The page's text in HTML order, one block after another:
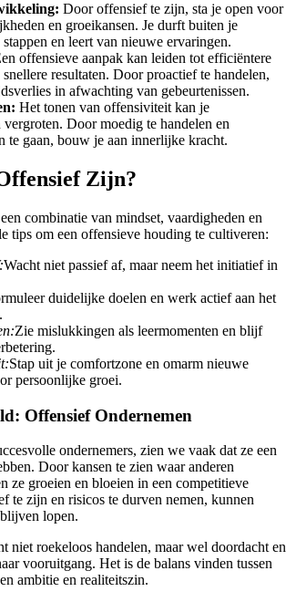
Door offensief te zijn, sta je open voor
en groeikansen. Je durft buiten je
en leert van nieuwe ervaringen.
offensieve aanpak kan leiden tot efficiëntere
resultaten. Door proactief te handelen,
in afwachting van gebeurtenissen.
Het tonen van offensiviteit kan je
Door moedig te handelen en
te gaan, bouw je aan innerlijke kracht.
Zijn?
combinatie van mindset, vaardigheden en
tips om een offensieve houding te cultiveren:
Wacht niet passief af, maar neem het initiatief in
duidelijke doelen en werk actief aan het
Zie mislukkingen als leermomenten en blijf
Stap uit je comfortzone en omarm nieuwe
persoonlijke groei.
Offensief Ondernemen
ondernemers, zien we vaak dat ze een
Door kansen te zien waar anderen
ze groeien en bloeien in een competitieve
te zijn en risicos te durven nemen, kunnen
lopen.
niet roekeloos handelen, maar wel doordacht en
vooruitgang. Het is de balans vinden tussen
ambitie en realiteitszin.